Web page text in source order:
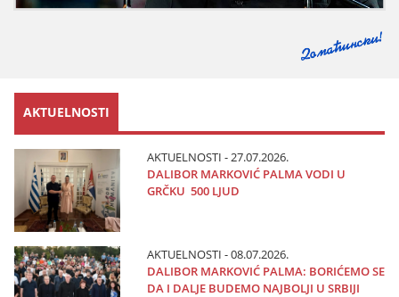
AKTUELNOSTI
AKTUELNOSTI - 27.07.2026.
DALIBOR MARKOVIĆ PALMA VODI U
GRČKU 500 LJUD
AKTUELNOSTI - 08.07.2026.
DALIBOR MARKOVIĆ PALMA: BORIĆEMO SE
DA I DALJE BUDEMO NAJBOLJI U SRBIJI